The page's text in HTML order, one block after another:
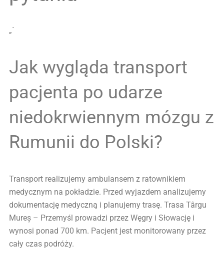
„`
Jak wygląda transport
pacjenta po udarze
niedokrwiennym mózgu z
Rumunii do Polski?
Transport realizujemy ambulansem z ratownikiem
medycznym na pokładzie. Przed wyjazdem analizujemy
dokumentację medyczną i planujemy trasę. Trasa Târgu
Mureș – Przemyśl prowadzi przez Węgry i Słowację i
wynosi ponad 700 km. Pacjent jest monitorowany przez
cały czas podróży.